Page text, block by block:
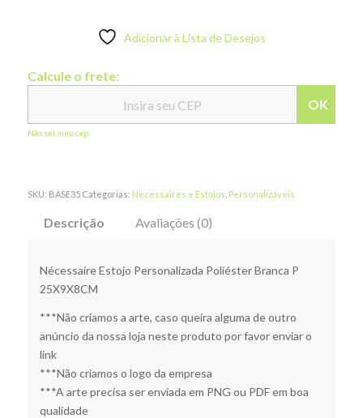
Adicionar à Lista de Desejos
Calcule o frete:
OK
Não sei meu cep
SKU: BASE35 Categorias: Necessaires e Estojos Personalizáveis
Descrição Avaliações (0)
Nécessaire Estojo Personalizada Poliéster Branca P
25X9X8CM
***Não criamos a arte, caso queira alguma de outro
anúncio da nossa loja neste produto por favor enviar o
link
***Não criamos o logo da empresa
***A arte precisa ser enviada em PNG ou PDF em boa
qualidade